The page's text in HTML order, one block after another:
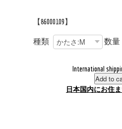
【86000109】
種類 数量
International
Add to
日本国内にお住